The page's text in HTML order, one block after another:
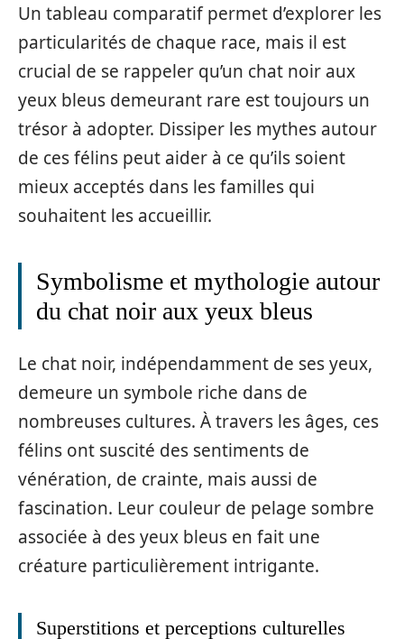
Un tableau comparatif permet d’explorer les
particularités de chaque race, mais il est
crucial de se rappeler qu’un chat noir aux
yeux bleus demeurant rare est toujours un
trésor à adopter. Dissiper les mythes autour
de ces félins peut aider à ce qu’ils soient
mieux acceptés dans les familles qui
souhaitent les accueillir.
Symbolisme et mythologie autour
du chat noir aux yeux bleus
Le chat noir, indépendamment de ses yeux,
demeure un symbole riche dans de
nombreuses cultures. À travers les âges, ces
félins ont suscité des sentiments de
vénération, de crainte, mais aussi de
fascination. Leur couleur de pelage sombre
associée à des yeux bleus en fait une
créature particulièrement intrigante.
Superstitions et perceptions culturelles